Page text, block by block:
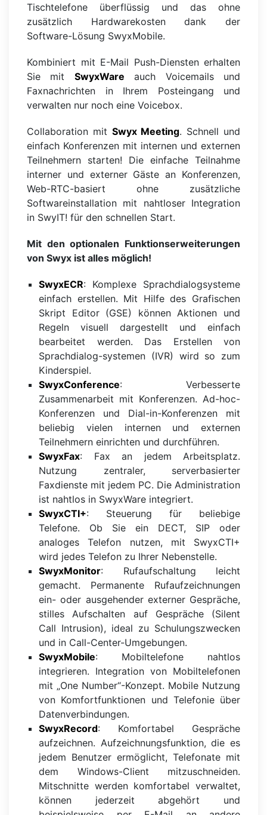
Tischtelefone überflüssig und das ohne
zusätzlich Hardwarekosten dank der
Software-Lösung SwyxMobile.
Kombiniert mit E-Mail Push-Diensten erhalten
Sie mit SwyxWare auch Voicemails und
Faxnachrichten in Ihrem Posteingang und
verwalten nur noch eine Voicebox.
Collaboration mit Swyx Meeting. Schnell und
einfach Konferenzen mit internen und externen
Teilnehmern starten! Die einfache Teilnahme
interner und externer Gäste an Konferenzen,
Web-RTC-basiert ohne zusätzliche
Softwareinstallation mit nahtloser Integration
in SwyIT! für den schnellen Start.
Mit den optionalen Funktionserweiterungen
von Swyx ist alles möglich!
SwyxECR: Komplexe Sprachdialogsysteme
einfach erstellen. Mit Hilfe des Grafischen
Skript Editor (GSE) können Aktionen und
Regeln visuell dargestellt und einfach
bearbeitet werden. Das Erstellen von
Sprachdialog-systemen (IVR) wird so zum
Kinderspiel.
SwyxConference: Verbesserte
Zusammenarbeit mit Konferenzen. Ad-hoc-
Konferenzen und Dial-in-Konferenzen mit
beliebig vielen internen und externen
Teilnehmern einrichten und durchführen.
SwyxFax: Fax an jedem Arbeitsplatz.
Nutzung zentraler, serverbasierter
Faxdienste mit jedem PC. Die Administration
ist nahtlos in SwyxWare integriert.
SwyxCTI+: Steuerung für beliebige
Telefone. Ob Sie ein DECT, SIP oder
analoges Telefon nutzen, mit SwyxCTI+
wird jedes Telefon zu Ihrer Nebenstelle.
SwyxMonitor: Rufaufschaltung leicht
gemacht. Permanente Rufaufzeichnungen
ein- oder ausgehender externer Gespräche,
stilles Aufschalten auf Gespräche (Silent
Call Intrusion), ideal zu Schulungszwecken
und in Call-Center-Umgebungen.
SwyxMobile: Mobiltelefone nahtlos
integrieren. Integration von Mobiltelefonen
mit „One Number“-Konzept. Mobile Nutzung
von Komfortfunktionen und Telefonie über
Datenverbindungen.
SwyxRecord: Komfortabel Gespräche
aufzeichnen. Aufzeichnungsfunktion, die es
jedem Benutzer ermöglicht, Telefonate mit
dem Windows-Client mitzuschneiden.
Mitschnitte werden komfortabel verwaltet,
können jederzeit abgehört und